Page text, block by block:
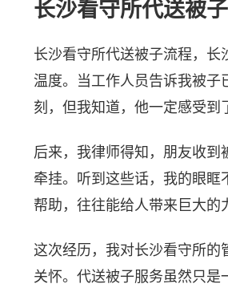
长沙看守所代送被
长沙看守所代送被子流程，
温度。当工作人员告诉我被
刻，但我知道，他一定感受到
后来，我律师得知，朋友收
牵挂。听到这些话，我的眼眶
帮助，往往能给人带来巨大的
这次经历，我对长沙看守所的
关怀。代送被子服务虽然只